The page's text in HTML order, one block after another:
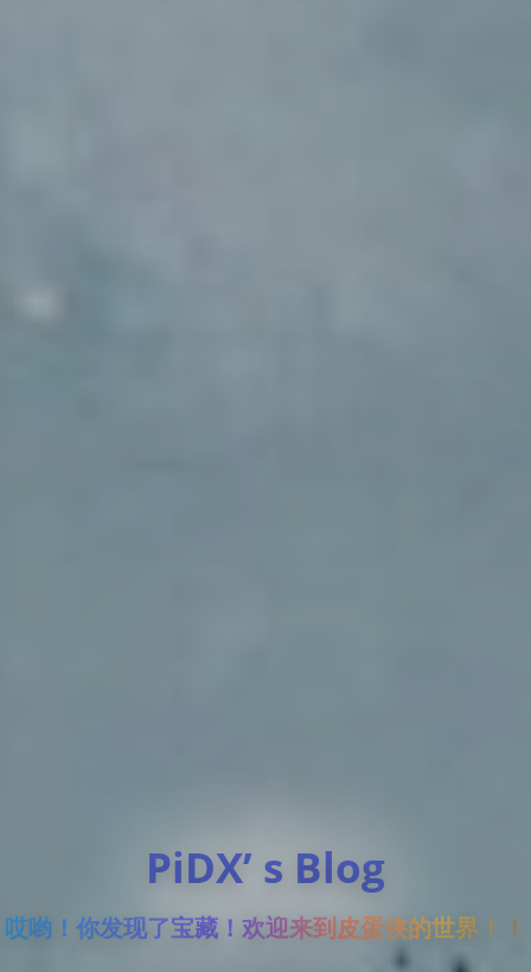
PiDX’ s Blog
哎哟！你发现了宝藏！欢迎来到皮蛋侠的世界！！